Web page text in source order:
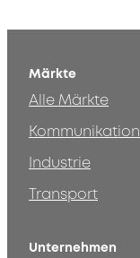
Märkte
Alle Märkte
Kommunikation
Industrie
Transport
Unternehmen